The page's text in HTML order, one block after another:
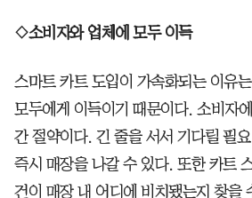
◇소비자와 업체에 모두 이득
스마트 카트 도입이 가속화되는 이유
모두에게 이득이기 때문이다. 소비자
간 절약이다. 긴 줄을 서서 기다릴 필
즉시 매장을 나갈 수 있다. 또한 카트
건이 매장 내 어디에 비치됐는지 찾을